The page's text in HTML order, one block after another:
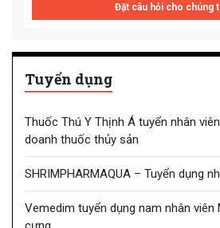
Đặt câu hỏi cho chúng
Tuyển dụng
Thuốc Thú Y Thịnh Á tuyển nhân
doanh thuốc thủy sản
SHRIMPHARMAQUA – Tuyển dụng
Vemedim tuyển dụng nam nhân viên